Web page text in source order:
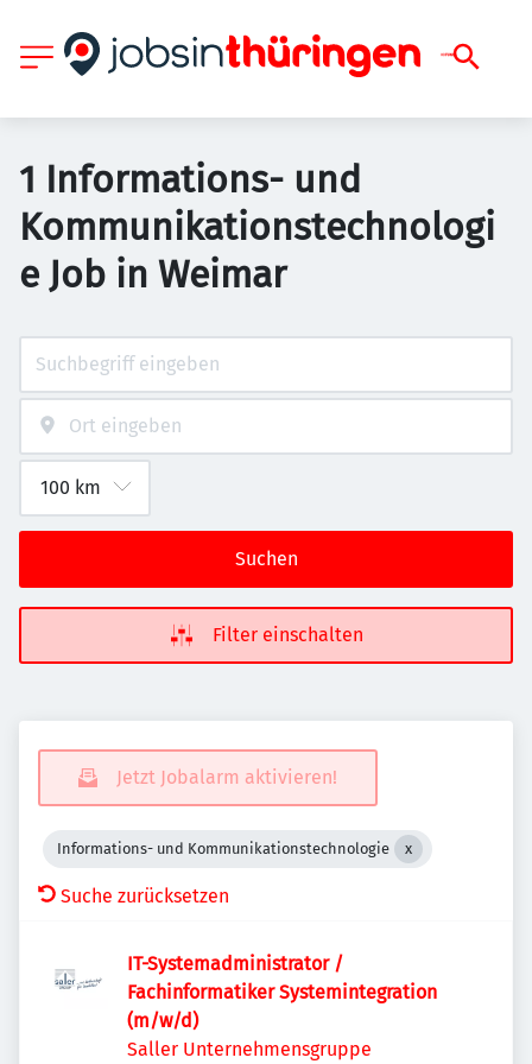
1 Informations- und
Kommunikationstechnologi
e Job in Weimar
Suchen
Filter einschalten
Jetzt Jobalarm aktivieren!
Informations- und Kommunikationstechnologie
Suche zurücksetzen
IT-Systemadministrator /
Fachinformatiker Systemintegration
(m/w/d)
Saller Unternehmensgruppe